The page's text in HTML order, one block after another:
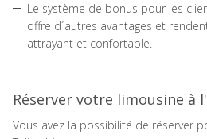
Le système de bonus pour les
offre d´autres avantages et
attrayant et confortable.
Réserver votre limousine à
Vous avez la possibilité de réserver